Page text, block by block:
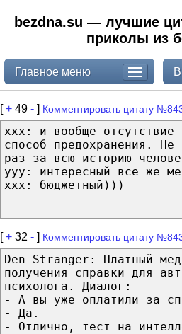
bezdna.su — лучшие
приколы из
Главное меню
[+ 49 - ] Комментировать цитату
ххх: и вообще отсутствие
способ предохранения. Не
раз за всю историю
yyy: интересный все же
ххх: бюджетный)))
[+ 32 - ] Комментировать цитату
Den Stranger: Платный
получения справки для
психолога. Диалог:
- А вы уже оплатили за
- Да.
- Отлично, тест на